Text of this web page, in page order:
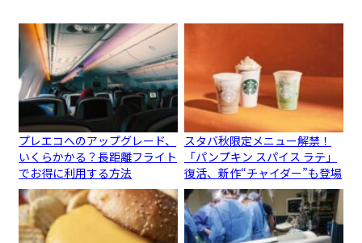
プレエコへのアップグレード、
いくらかかる？長距離フライト
でお得に利用する方法
スタバ秋限定メニュー解禁！
「パンプキン スパイス ラテ」
復活、新作“チャイダー”も登場